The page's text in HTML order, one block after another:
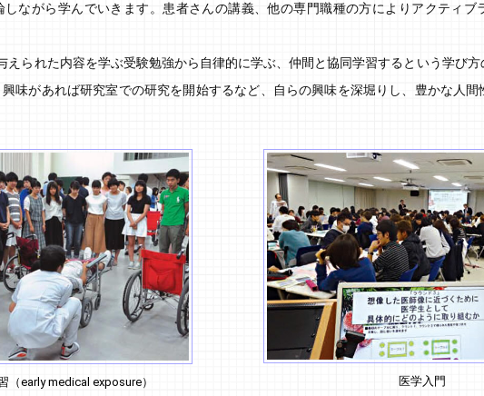
しながら学んでいきます。患者さんの講義、他の専門職種の方によりアクティブ
えられた内容を学ぶ受験勉強から自律的に学ぶ、仲間と協同学習するという学び方
味があれば研究室での研究を開始するなど、自らの興味を深堀りし、豊かな人間
（early medical exposure） 医学入門